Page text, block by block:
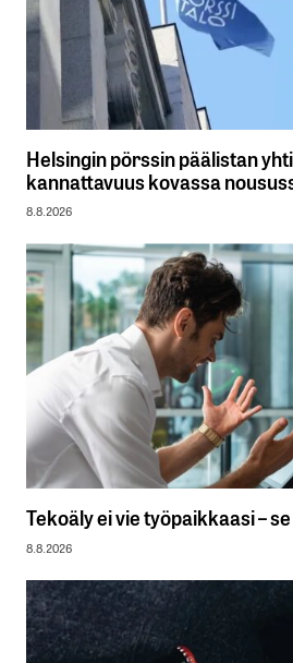
Helsingin pörssin päälistan
kannattavuus kovassa
8.8.2026
Tekoäly ei vie työpaikkaasi –
8.8.2026